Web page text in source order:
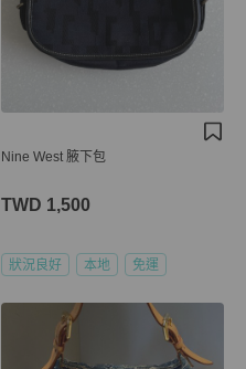
Nine West 腋下包
TWD 1,500
狀況良好 本地 免運